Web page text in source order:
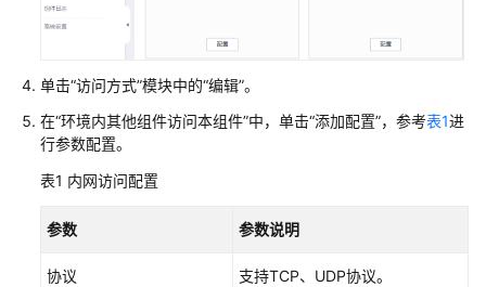
用
过
授
使
CAE
单击“访问方式”模块中的“编辑”。
在“环境内其他组件访问本组件”中，单击“添加配置”，参考表1进
行参数配置。
表1 内网访问配置
参数 参数说明
协议 支持TCP、UDP协议。